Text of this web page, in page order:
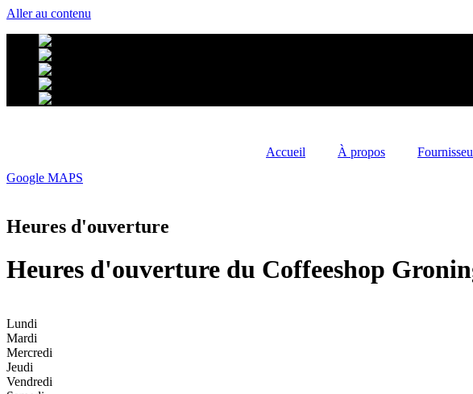
Aller au contenu
Accueil À propos
Google MAPS
Heures d'ouverture
Heures d'ouverture du Coffeeshop
Lundi
Mardi
Mercredi
Jeudi
Vendredi